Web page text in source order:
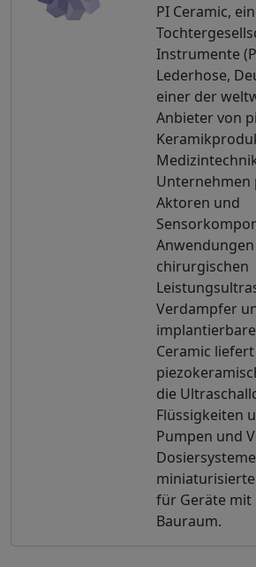
PI Ceramic,
Instrumente
Lederhose,
einer der
Anbieter von
Unternehmen
Aktoren und
chirurgischen
Verdampfer
Ceramic liefert
die
Flüssigkeiten
Pumpen und
für Geräte mit
Bauraum.